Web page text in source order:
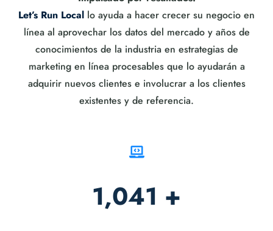
Let’s Run Local lo ayuda a hacer crecer su negocio en
línea al aprovechar los datos del mercado y años de
conocimientos de la industria en estrategias de
marketing en línea procesables que lo ayudarán a
adquirir nuevos clientes e involucrar a los clientes
existentes y de referencia.
1,041 +